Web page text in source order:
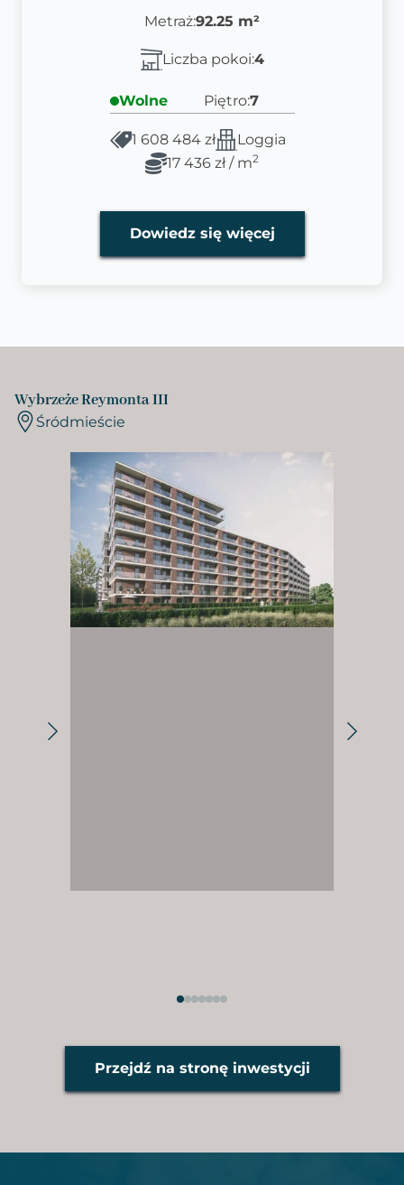
Metraż:92.25 m²
Liczba pokoi:4
Wolne Piętro:7
1 608 484 zł
Loggia
17 436 zł / m2
Dowiedz się więcej
Wybrzeże Reymonta III
Śródmieście
Przejdź na stronę inwestycji